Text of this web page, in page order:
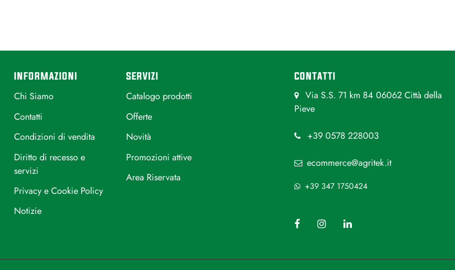
INFORMAZIONI
Chi Siamo
Contatti
Condizioni di vendita
Diritto di recesso e
servizi
Privacy e Cookie Policy
Notizie
SERVIZI
Catalogo prodotti
Offerte
Novità
Promozioni attive
Area Riservata
CONTATTI
Via S.S. 71 km 84 06062 Città della
Pieve
+39 0578 228003
ecommerce@agritek.it
+39 347 1750424